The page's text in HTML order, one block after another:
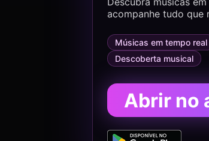
acompanhe tudo que
Músicas em tempo real
Descoberta musical
Abrir no